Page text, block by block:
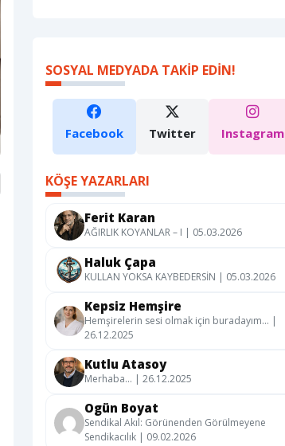
SOSYAL MEDYADA TAKIP EDIN!
Facebook Twitter Instagram
KÖŞE YAZARLARI
Ferit Karan
AĞIRLIK KOYANLAR – I | 05.03.2026
Haluk Çapa
KULLAN YOKSA KAYBEDERSİN | 05.03.2026
Kepsiz Hemşire
Hemşirelerin sesi olmak için buradayım… |
26.12.2025
Kutlu Atasoy
Merhaba… | 26.12.2025
Ogün Boyat
Sendikal Akıl: Görünenden Görülmeyene
Sendikacılık | 09.02.2026